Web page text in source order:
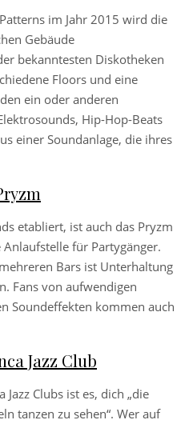
im Jahr 2015 wird die
Gebäude
bekanntesten Diskotheken
Floors und eine
ein oder anderen
Hip-Hop-Beats
einer Soundanlage, die ihres
etabliert, ist auch das Pryzm
für Partygänger.
Bars ist Unterhaltung
Fans von aufwendigen
Soundeffekten kommen auch
Jazz Club
Jazz Clubs ist es, dich „die
tanzen zu sehen“. Wer auf